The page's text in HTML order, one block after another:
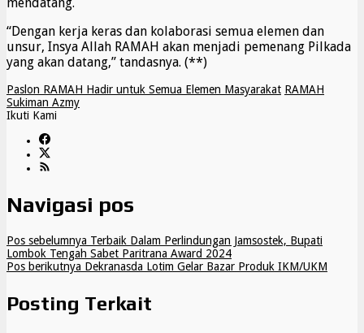
“Dengan kerja keras dan kolaborasi semua elemen dan
unsur, Insya Allah RAMAH akan menjadi pemenang Pilkada
yang akan datang,” tandasnya. (**)
Paslon RAMAH Hadir untuk Semua Elemen Masyarakat RAMAH
Sukiman Azmy
Ikuti Kami
Navigasi pos
Pos sebelumnya Terbaik Dalam Perlindungan Jamsostek, Bupati
Lombok Tengah Sabet Paritrana Award 2024
Pos berikutnya Dekranasda Lotim Gelar Bazar Produk IKM/UKM
Posting Terkait